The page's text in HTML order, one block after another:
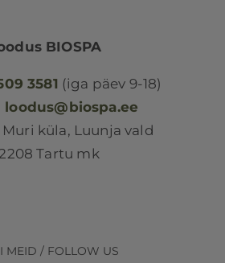
BIOSPA
3581 (iga päev 9-18)
loodus@biospa.ee
küla, Luunja vald
Tartu mk
MEID / FOLLOW US